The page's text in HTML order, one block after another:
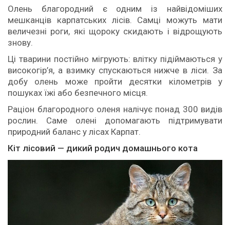
Олень благородний є одним із найвідоміших
мешканців карпатських лісів. Самці можуть мати
величезні роги, які щороку скидають і відрощують
знову.
Ці тварини постійно мігрують: влітку підіймаються у
високогір’я, а взимку спускаються нижче в ліси. За
добу олень може пройти десятки кілометрів у
пошуках їжі або безпечного місця.
Раціон благородного оленя налічує понад 300 видів
рослин. Саме олені допомагають підтримувати
природний баланс у лісах Карпат.
Кіт лісовий — дикий родич домашнього кота